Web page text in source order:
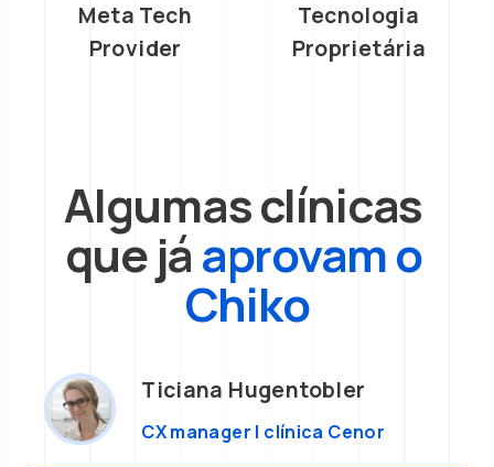
Meta Tech
Provider
Tecnologia
Proprietária
Algumas clínicas
que já aprovam o
Chiko
Ticiana Hugentobler
CX manager | clínica Cenor